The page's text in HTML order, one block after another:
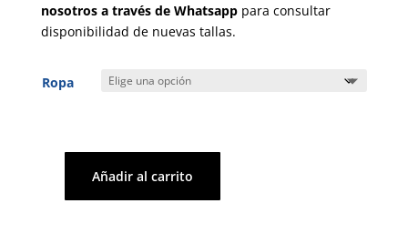
nosotros a través de Whatsapppara consultar
disponibilidad de nuevas tallas.
Ropa
Añadir al carrito